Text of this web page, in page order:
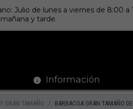
Julio de lunes a viernes de 8:00
y tarde.
Información
GRAN TAMAÑO BARBACOA GRAN TAMAÑO